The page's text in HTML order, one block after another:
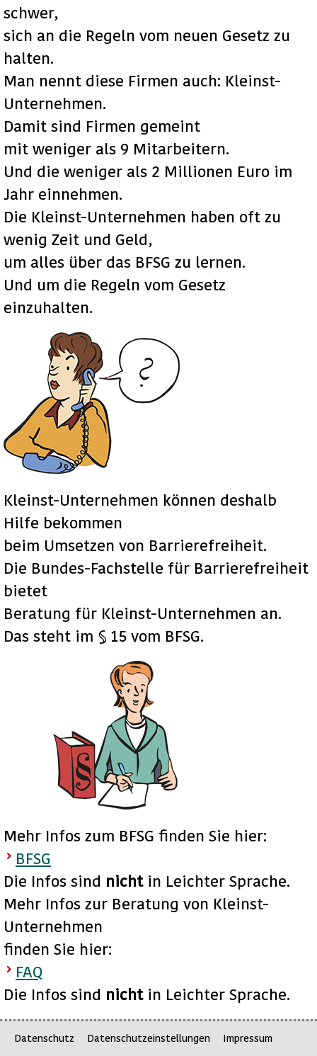
schwer,
sich an die Regeln vom neuen Gesetz zu
halten.
Man nennt diese Firmen auch: Kleinst-
Unternehmen.
Damit sind Firmen gemeint
mit weniger als 9 Mitarbeitern.
Und die weniger als 2 Millionen Euro im
Jahr einnehmen.
Die Kleinst-Unternehmen haben oft zu
wenig Zeit und Geld,
um alles über das BFSG zu lernen.
Und um die Regeln vom Gesetz
einzuhalten.
Kleinst-Unternehmen können deshalb
Hilfe bekommen
beim Umsetzen von Barrierefreiheit.
Die Bundes-Fachstelle für Barrierefreiheit
bietet
Beratung für Kleinst-Unternehmen an.
Das steht im § 15 vom BFSG.
Mehr Infos zum BFSG finden Sie hier:
BFSG
Die Infos sind nichtin Leichter Sprache.
Mehr Infos zur Beratung von Kleinst-
Unternehmen
finden Sie hier:
FAQ
Die Infos sind nichtin Leichter Sprache.
Datenschutz Datenschutzeinstellungen Impressum